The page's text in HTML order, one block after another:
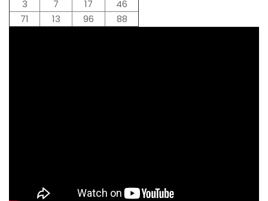
3
7 17
46
71
13 96 88